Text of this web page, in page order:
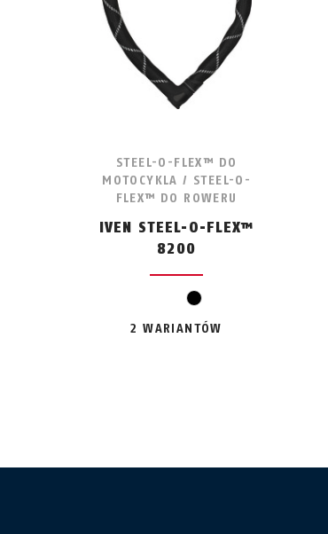
STEEL-O-FLEX™ DO
MOTOCYKLA / STEEL-O-
FLEX™ DO ROWERU
IVEN STEEL-O-FLEX™
8200
czarny
2 WARIANTÓW